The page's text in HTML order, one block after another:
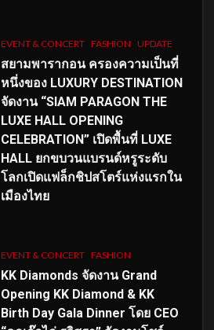
EVENT & CONCERT FASHION UPDATE
สยามพารากอน ครองความเป็นที่
หนึ่งของ LUXURY DESTINATION
จัดงาน “SIAM PARAGON THE
LUXE HALL OPENING
CELEBRATION” เปิดพื้นที่ LUXE
HALL ยกขบวนแบรนด์หรูระดับ
โลกเปิดแฟล็กชิปสโตร์แห่งแรกใน
เมืองไทย
EVENT & CONCERT FASHION
KK Diamonds จัดงาน Grand
Opening KK Diamond & KK
Birth Day Gala Dinner โดย CEO